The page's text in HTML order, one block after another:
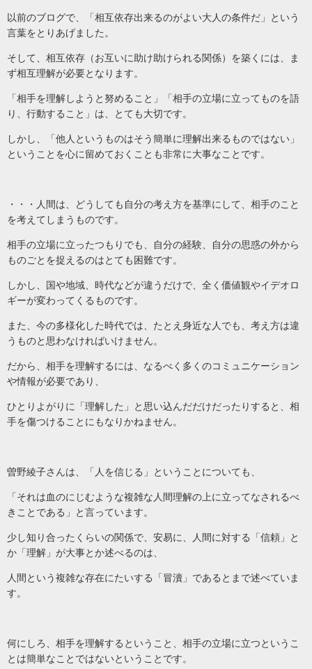
以前のブログで、「相互依存出来るのがよい大人の条件だ」という
言葉をとりあげました。
そして、相互依存（お互いに助け助けられる関係）を築くには、ま
ず相互理解が必要となります。
「相手を理解しようと努めること」「相手の立場に立ってものを語
り、行動すること」は、とても大切です。
しかし、「他人というものはそう簡単に理解出来るものではない」
ということを心に留めておくことも非常に大事なことです。
・・・人間は、どうしても自分の考え方を基準にして、相手のこと
を考えてしまうものです。
相手の立場に立ったつもりでも、自分の経験、自分の思惑の外から
ものごとを捉えるのはとても困難です。
しかし、国や地域、時代などが違うだけで、全く価値観やイデオロ
ギーが変わってくるものです。
また、今の多様化した時代では、たとえ身近な人でも、考え方は違
うものと思わなければいけません。
だから、相手を理解するには、なるべく多くのコミュニケーション
や情報が必要であり、
ひとりよがりに「理解した」と思い込んだだけだったりすると、相
手を傷つけることにもなりかねません。
曽野綾子さんは、「人を信じる」ということについても、
「それは血のにじむような複雑な人間理解の上に立ってなされるべ
きことである」と言っています。
少し知り合ったくらいの関係で、安易に、人間に対する「信頼」と
か「理解」が大事とか述べるのは、
人間という複雑な存在にたいする「冒瀆」であるとまで述べていま
す。
何にしろ、相手を理解するということ、相手の立場に立つというこ
とは簡単なことではないということです。